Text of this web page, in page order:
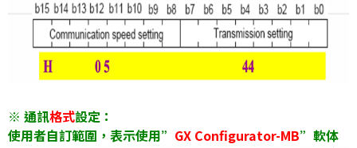
※ 通訊格式設定：
使用者自訂範圍，表示使用” GX Configurator-MB”軟体